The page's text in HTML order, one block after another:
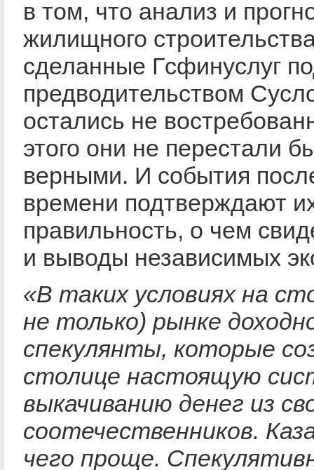
в том, что анализ и
жилищного
сделанные Гсфинуслуг
предводительством
остались не
этого они не перестали
верными. И события
времени подтверждают
правильность, о чем
и выводы независимых
«В таких условиях на
не только) рынке
спекулянты, которые
столице настоящую
выкачиванию денег из
соотечественников.
чего проще.